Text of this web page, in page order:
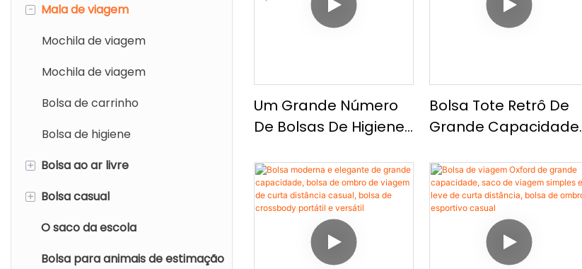
Mochila esportiva
Bolsa de mochila esportiva
Bolsa de ombro esportivo
Bolsa de sapatos de ginástica
-
Mala de viagem
Mochila de viagem
Mochila de viagem
Bolsa de carrinho
Bolsa de higiene
+ Bolsa ao ar livre
Mochila ao ar livre
+ Bolsa casual
mochila casual
Sacola
O saco da escola
Bolsa para animais de estimação
Um Grande Número
De Bolsas De Higiene
Uso, Bolsas De Higiene
Pessoal Portáteis
Para Viagem, Bolsas
De Armazenamento
De Higiene Pessoal De
Bolsa Tote Retrô De
Grande Capacidade,
Versátil Em Couro
Macio, Bolsa
Transversal De
Viagem Casual E Leve